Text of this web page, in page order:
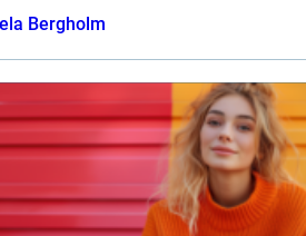
Bergholm